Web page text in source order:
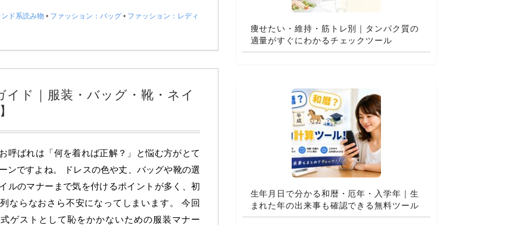
ンド系読み物 • ファッション：バッグ • ファッション：レディ
ド｜服装・バッグ・靴・ネイ
呼ばれは「何を着れば正解？」と悩む方がとて
ンですよね。 ドレスの色や丈、バッグや靴の選
ルのマナーまで気を付けるポイントが多く、初
ならなおさら不安になってしまいます。 今回
ゲストとして恥をかかないための服装マナー
痩せたい・維持・筋トレ別｜タンパク質の
適量がすぐにわかるチェックツール
生年月日で分かる和暦・厄年・入学年｜生
まれた年の出来事も確認できる無料ツール